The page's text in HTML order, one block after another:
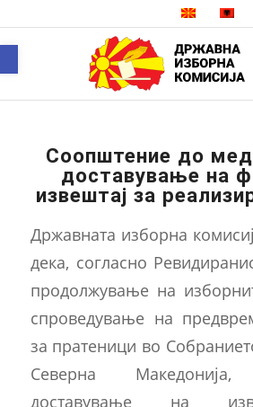
Соопштение до
доставување на
извештај за
Државната изборна
дека, согласно
продолжување на
спроведување на
за пратеници во
Северна
доставување на
Open toolbar